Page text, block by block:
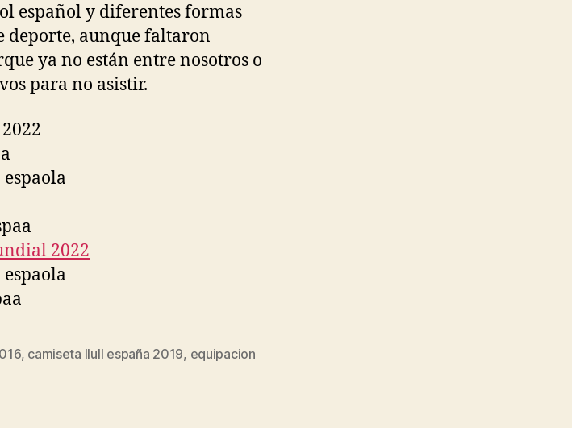
español y diferentes formas
deporte, aunque faltaron
ya no están entre nosotros o
para no asistir.
, camiseta llull españa 2019, equipacion